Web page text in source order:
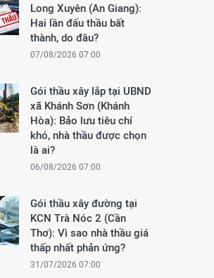
Long Xuyên (An Giang):
Hai lần đấu thầu bất
thành, do đâu?
07/08/2026 07:00
Gói thầu xây lắp tại UBND
xã Khánh Sơn (Khánh
Hòa): Bảo lưu tiêu chí
khó, nhà thầu được chọn
là ai?
06/08/2026 07:00
Gói thầu xây đường tại
KCN Trà Nóc 2 (Cần
Thơ): Vì sao nhà thầu giá
thấp nhất phản ứng?
31/07/2026 07:00